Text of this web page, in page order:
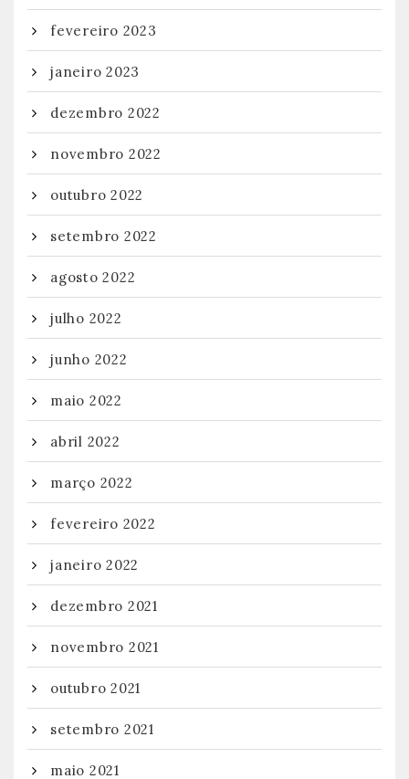
fevereiro 2023
janeiro 2023
dezembro 2022
novembro 2022
outubro 2022
setembro 2022
agosto 2022
julho 2022
junho 2022
maio 2022
abril 2022
março 2022
fevereiro 2022
janeiro 2022
dezembro 2021
novembro 2021
outubro 2021
setembro 2021
maio 2021